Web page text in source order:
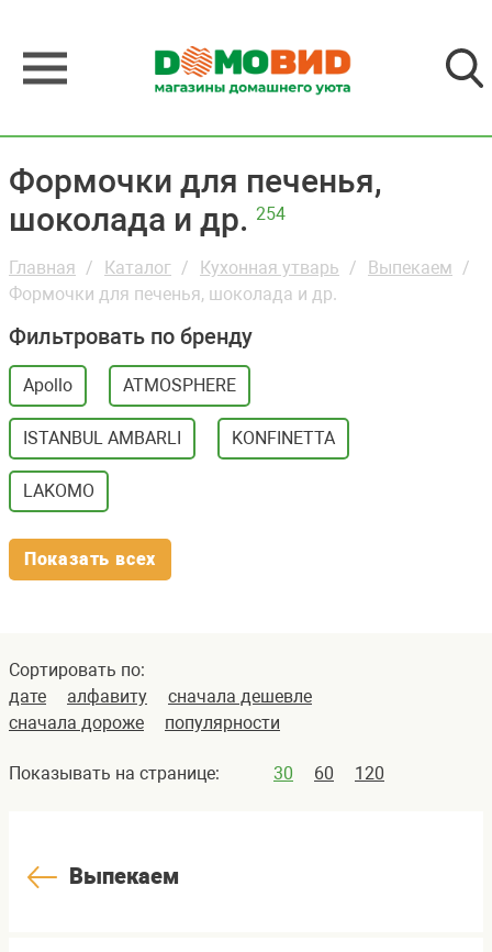
Формочки для печенья,
шоколада и др. 254
Главная Каталог Кухонная утварь
Выпекаем
Формочки для печенья, шоколада и др.
Фильтровать по бренду
Apollo ATMOSPHERE
ISTANBUL AMBARLI KONFINETTA
LAKOMO
Показать всех
Сортировать по:
дате
алфавиту
сначала дешевле
сначала дороже
популярности
Показывать на странице: 30 60 120
Выпекаем